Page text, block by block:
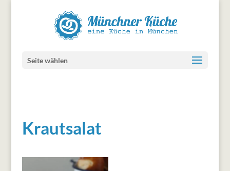
Seite wählen
Krautsalat